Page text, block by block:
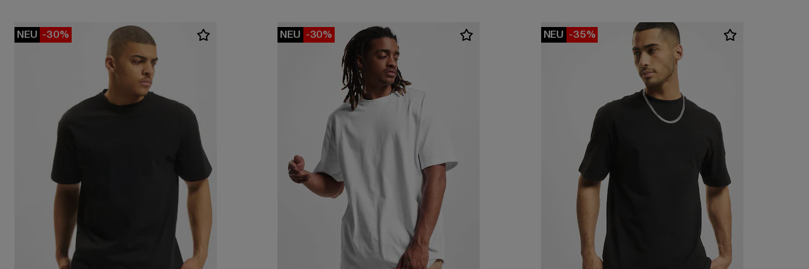
NEU -30% NEU -30% NEU -35%